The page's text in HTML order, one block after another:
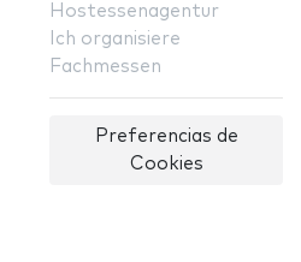
Hostessenagentur
Ich organisiere
Fachmessen
Preferencias de
Cookies